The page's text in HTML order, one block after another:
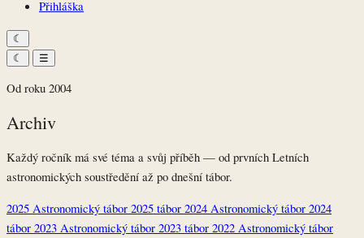
Přihláška
☾︎
☾︎
☰
Od roku 2004
Archiv
Každý ročník má své téma a svůj příběh — od prvních Letních
astronomických soustředění až po dnešní tábor.
2025 Astronomický tábor 2025 tábor 2024 Astronomický tábor 2024
tábor 2023 Astronomický tábor 2023 tábor 2022 Astronomický tábor